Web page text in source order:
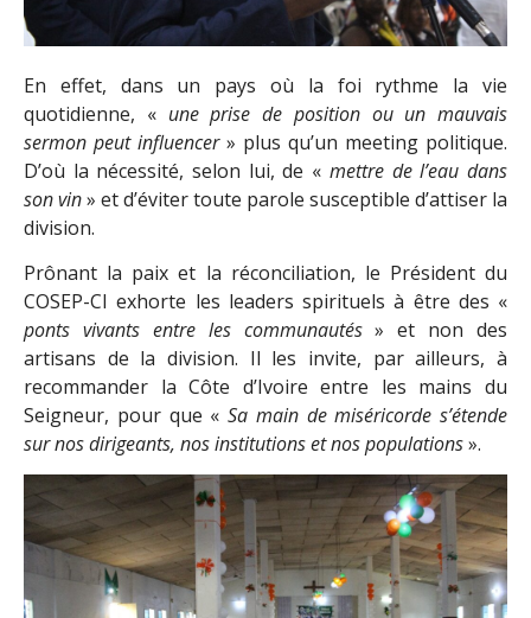
En effet, dans un pays où la foi rythme la vie
quotidienne, « une prise de position ou un mauvais
sermon peut influencer» plus qu’un meeting politique.
D’où la nécessité, selon lui, de « mettre de l’eau dans
son vin» et d’éviter toute parole susceptible d’attiser la
division.
Prônant la paix et la réconciliation, le Président du
COSEP-CI exhorte les leaders spirituels à être des «
ponts vivants entre les communautés» et non des
artisans de la division. Il les invite, par ailleurs, à
recommander la Côte d’Ivoire entre les mains du
Seigneur, pour que « Sa main de miséricorde s’étende
sur nos dirigeants, nos institutions et nos populations».